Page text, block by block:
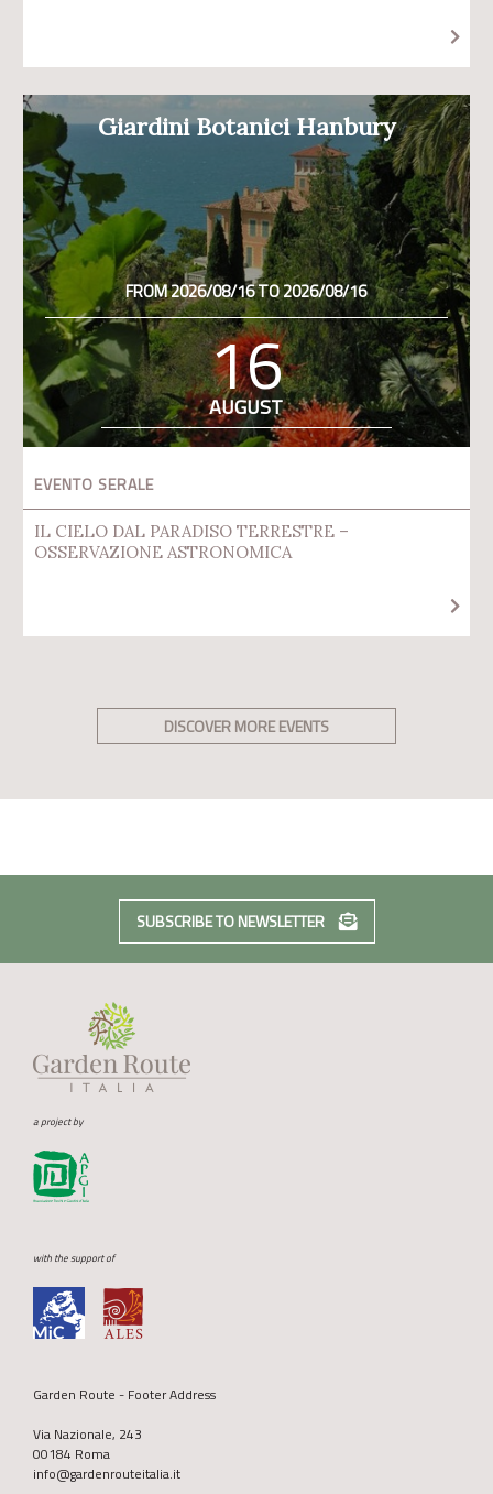
Giardini Botanici Hanbury
FROM 2026/08/16 TO 2026/08/16
16
AUGUST
EVENTO SERALE
IL CIELO DAL PARADISO TERRESTRE –
OSSERVAZIONE ASTRONOMICA
DISCOVER MORE EVENTS
SUBSCRIBE TO NEWSLETTER
a project by
with the support of
Garden Route - Footer Address
Via Nazionale, 243
00184 Roma
info@gardenrouteitalia.it